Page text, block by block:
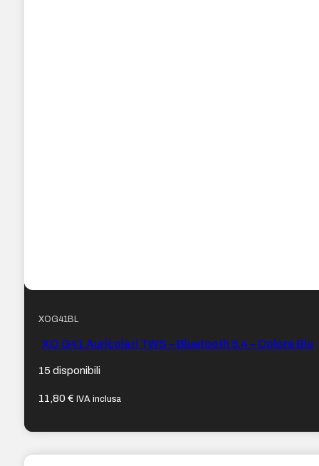
XOG41BL
XO G41 Auricolari TWS – Bluetooth 5.4 – Colore Blu
15 disponibili
11,80€ IVA inclusa